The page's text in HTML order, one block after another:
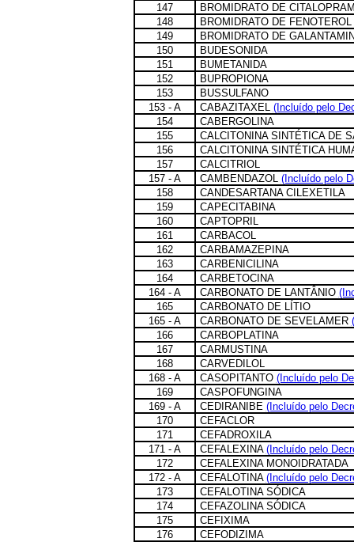
147
BROMIDRATO DE
148
BROMIDRATO DE FENOTEROL
149
BROMIDRATO DE
150
BUDESONIDA
151
BUMETANIDA
152
BUPROPIONA
153
BUSSULFANO
153 - A
CABAZITAXEL (Incluído pelo
154
CABERGOLINA
155
CALCITONINA SINTÉTICA DE
156
CALCITONINA SINTÉTICA
157
CALCITRIOL
157 - A
CAMBENDAZOL (Incluído pelo
158
CANDESARTANA CILEXETILA
159
CAPECITABINA
160
CAPTOPRIL
161
CARBACOL
162
CARBAMAZEPINA
163
CARBENICILINA
164
CARBETOCINA
164 - A
CARBONATO DE LANTÂNIO
165
CARBONATO DE LÍTIO
165 - A
CARBONATO DE SEVELAMER
166
CARBOPLATINA
167
CARMUSTINA
168
CARVEDILOL
168 - A
CASOPITANTO (Incluído pelo
169
CASPOFUNGINA
169 - A
CEDIRANIBE (Incluído pelo
170
CEFACLOR
171
CEFADROXILA
171 - A
CEFALEXINA (Incluído pelo
172
CEFALEXINA MONOIDRATADA
172 - A
CEFALOTINA (Incluído pelo
173
CEFALOTINA SÓDICA
174
CEFAZOLINA SÓDICA
175
CEFIXIMA
176
CEFODIZIMA